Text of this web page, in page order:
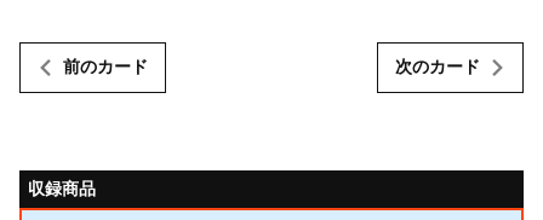
前のカード 次のカード
収録商品